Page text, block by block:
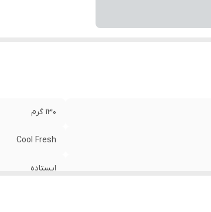
130 گرم
Cool Fresh
ایستاده